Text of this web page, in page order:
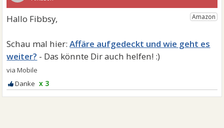
Affäre aufgedeckt und wie geht es
weiter?
x 3